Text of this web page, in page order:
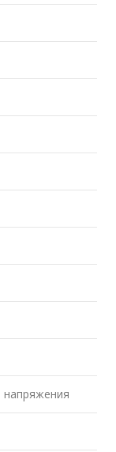
напряжения